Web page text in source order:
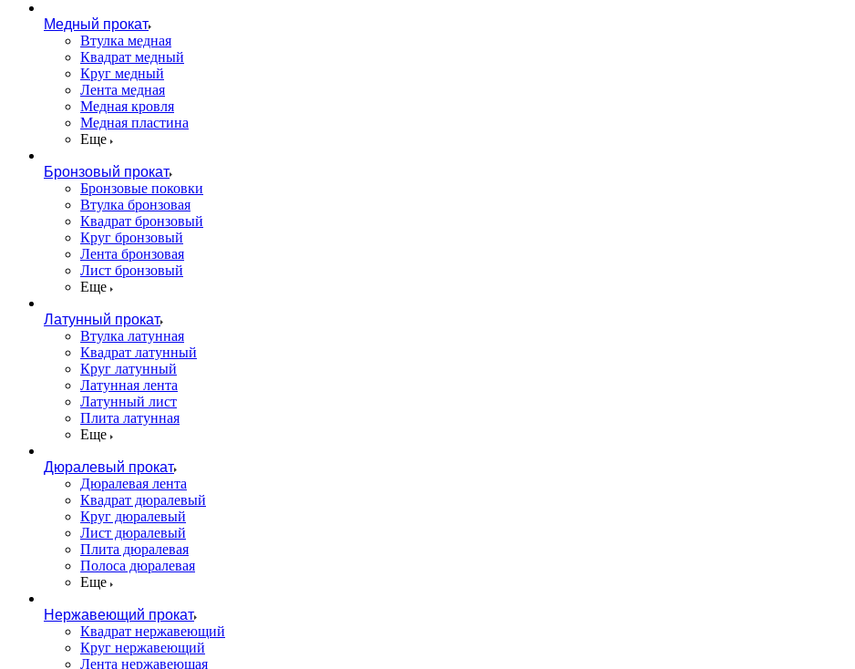
Медный прокат
Втулка медная
Квадрат медный
Круг медный
Лента медная
Медная кровля
Медная пластина
Еще
Бронзовый прокат
Бронзовые поковки
Втулка бронзовая
Квадрат бронзовый
Круг бронзовый
Лента бронзовая
Лист бронзовый
Еще
Латунный прокат
Втулка латунная
Квадрат латунный
Круг латунный
Латунная лента
Латунный лист
Плита латунная
Еще
Дюралевый прокат
Дюралевая лента
Квадрат дюралевый
Круг дюралевый
Лист дюралевый
Плита дюралевая
Полоса дюралевая
Еще
Нержавеющий прокат
Квадрат нержавеющий
Круг нержавеющий
Лента нержавеющая